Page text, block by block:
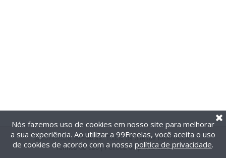
@2014-2026 99Freelas. Todos os direitos reservados.
Termos de uso| Política de privacidade
Nós fazemos uso de cookies em nosso site para melhorar
a sua experiência. Ao utilizar a 99Freelas, você aceita o uso
de cookies de acordo com a nossa política de privacidade.